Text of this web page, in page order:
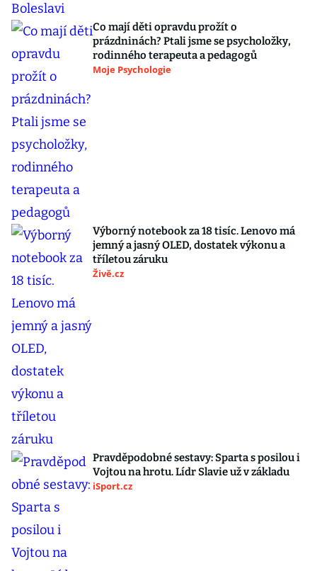
Co mají děti opravdu prožít o
prázdninách? Ptali jsme se psycholožky,
rodinného terapeuta a pedagogů
Moje Psychologie
Výborný notebook za 18 tisíc. Lenovo má
jemný a jasný OLED, dostatek výkonu a
tříletou záruku
Živě.cz
Pravděpodobné sestavy: Sparta s posilou i
Vojtou na hrotu. Lídr Slavie už v základu
iSport.cz